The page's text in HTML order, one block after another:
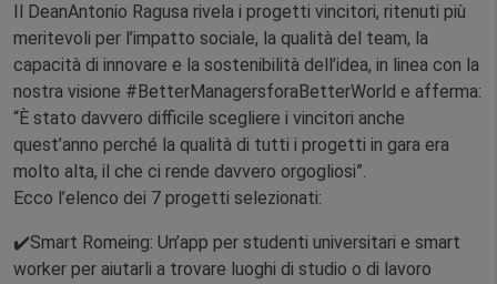
Il DeanAntonio Ragusa rivela i progetti vincitori, ritenuti più
meritevoli per l’impatto sociale, la qualità del team, la
capacità di innovare e la sostenibilità dell’idea, in linea con la
nostra visione #BetterManagersforaBetterWorld e afferma:
“È stato davvero difficile scegliere i vincitori anche
quest’anno perché la qualità di tutti i progetti in gara era
molto alta, il che ci rende davvero orgogliosi”.
Ecco l’elenco dei 7 progetti selezionati:
✔️Smart Romeing: Un’app per studenti universitari e smart
worker per aiutarli a trovare luoghi di studio o di lavoro